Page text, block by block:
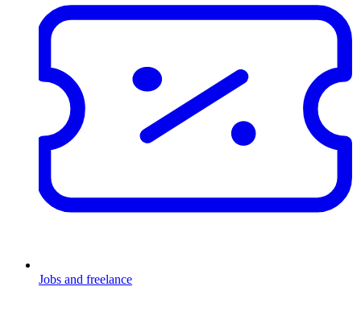
Jobs and freelance